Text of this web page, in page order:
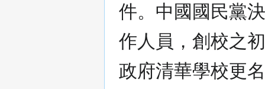
件。中國國民黨
作人員，創校之
政府清華學校更